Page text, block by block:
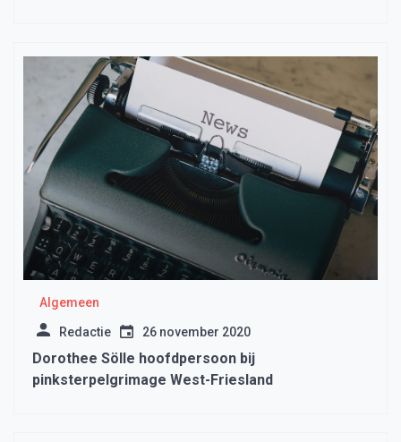
Algemeen
Redactie 26 november 2020
Dorothee Sölle hoofdpersoon bij
pinksterpelgrimage West-Friesland